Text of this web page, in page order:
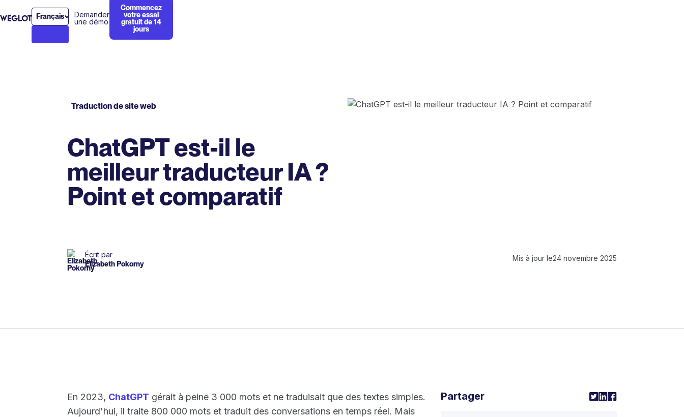
Français
Demander
une démo
Commencez
votre essai
gratuit de 14
jours
Traduction de site web
ChatGPT est-il le
meilleur traducteur IA ?
Point et comparatif
Écrit par
Elizabeth Pokorny
Mis à jour le24 novembre 2025
En 2023, ChatGPT gérait à peine 3 000 mots et ne traduisait que des textes simples.
Aujourd'hui, il traite 800 000 mots et traduit des conversations en temps réel. Mais
Partager